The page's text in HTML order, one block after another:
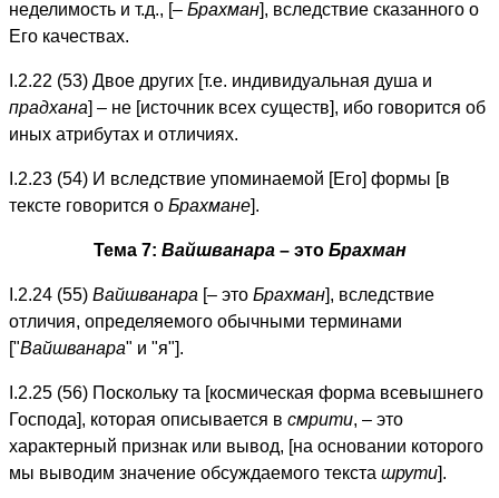
неделимость и т.д., [– Брахман], вследствие сказанного о
Его качествах.
I.2.22 (53) Двое других [т.е. индивидуальная душа и
прадхана] – не [источник всех существ], ибо говорится об
иных атрибутах и отличиях.
I.2.23 (54) И вследствие упоминаемой [Его] формы [в
тексте говорится о Брахмане].
Тема 7: Вайшванара– это Брахман
I.2.24 (55) Вайшванара [– это Брахман], вследствие
отличия, определяемого обычными терминами
["Вайшванара" и "я"].
I.2.25 (56) Поскольку та [космическая форма всевышнего
Господа], которая описывается в смрити, – это
характерный признак или вывод, [на основании которого
мы выводим значение обсуждаемого текста шрути].